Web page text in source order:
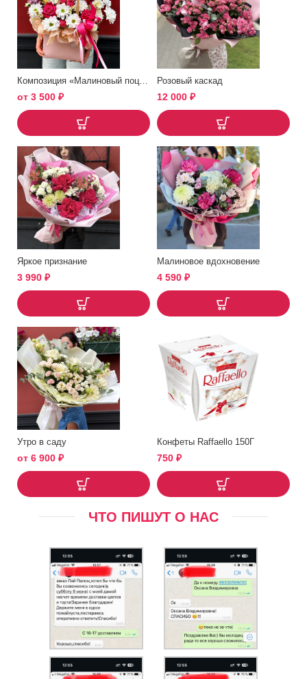
от 3 500 ₽
Розовый каскад
12 000 ₽
Яркое признание
3 990 ₽
Малиновое вдохновение
4 590 ₽
Утро в саду
от 6 900 ₽
Конфеты Raffaello 150Г
750 ₽
ЧТО ПИШУТ О НАС